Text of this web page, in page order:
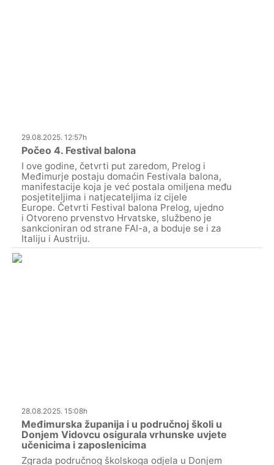
29.08.2025. 12:57h
Počeo 4. Festival balona
I ove godine, četvrti put zaredom, Prelog i
Međimurje postaju domaćin Festivala balona,
manifestacije koja je već postala omiljena među
posjetiteljima i natjecateljima iz cijele
Europe. Četvrti Festival balona Prelog, ujedno
i Otvoreno prvenstvo Hrvatske, službeno je
sankcioniran od strane FAI-a, a boduje se i za
Italiju i Austriju.
28.08.2025. 15:08h
Međimurska županija i u područnoj školi u
Donjem Vidovcu osigurala vrhunske uvjete
učenicima i zaposlenicima
Zgrada područnog školskoga odjela u Donjem